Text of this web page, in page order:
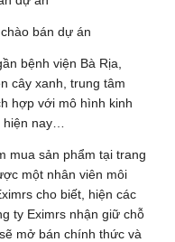
bán dự án
bệnh viện Bà Rịa,
cây xanh, trung tâm
hợp với mô hình kinh
nay…
mua sản phẩm tại trang
một nhân viên môi
cho biết, hiện các
ty Eximrs nhận giữ chỗ
mở bán chính thức và